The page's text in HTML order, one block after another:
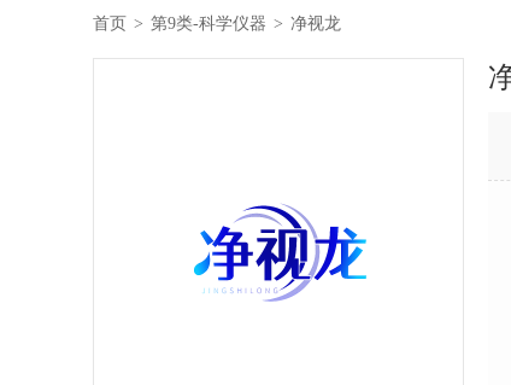
首页 > 第9类-科学仪器 > 净视龙